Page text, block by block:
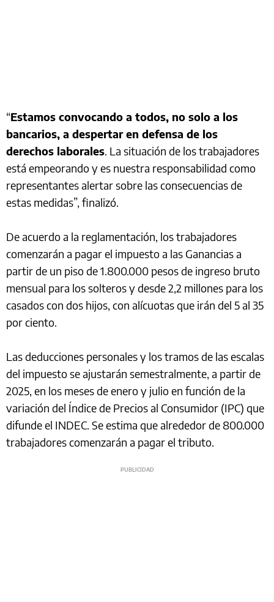
“Estamos convocando a todos, no solo a los
bancarios, a despertar en defensa de los
derechos laborales. La situación de los trabajadores
está empeorando y es nuestra responsabilidad como
representantes alertar sobre las consecuencias de
estas medidas”, finalizó.
De acuerdo a la reglamentación, los trabajadores
comenzarán a pagar el impuesto a las Ganancias a
partir de un piso de 1.800.000 pesos de ingreso bruto
mensual para los solteros y desde 2,2 millones para los
casados con dos hijos, con alícuotas que irán del 5 al 35
por ciento.
Las deducciones personales y los tramos de las escalas
del impuesto se ajustarán semestralmente, a partir de
2025, en los meses de enero y julio en función de la
variación del Índice de Precios al Consumidor (IPC) que
difunde el INDEC. Se estima que alrededor de 800.000
trabajadores comenzarán a pagar el tributo.